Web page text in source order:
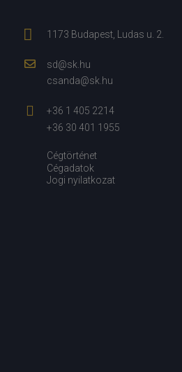
1173 Budapest, Ludas u. 2.
sd@sk.hu
csanda@sk.hu
+36 1 405 2214
+36 30 401 1955
Cégtörténet
Cégadatok
Jogi nyilatkozat